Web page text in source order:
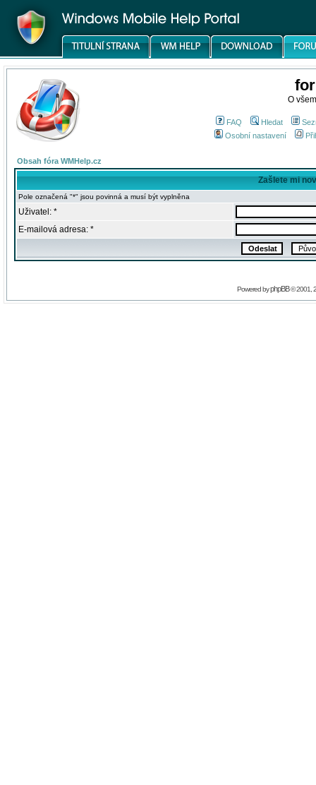
O
FAQ Hledat
Osobní nastavení
Obsah fóra WMHelp.cz
Zašlete mi
Pole označená "*" jsou povinná a musí být vyplněna
Uživatel: *
E-mailová adresa: *
Powered byphpBB© 2001,